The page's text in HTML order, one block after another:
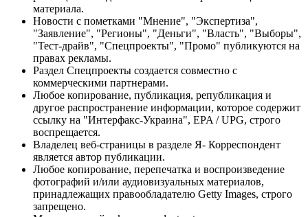
материала.
Новости с пометками "Мнение", "Экспертиза",
"Заявление", "Регионы", "Деньги", "Власть", "Выборы",
"Тест-драйв", "Спецпроекты", "Промо" публикуются на
правах рекламы.
Раздел Спецпроекты создается совместно с
коммерческими партнерами.
Любое копирование, публикация, републикация и
другое распространение информации, которое содержит
ссылку на "Интерфакс-Украина", EPA / UPG, строго
воспрещается.
Владелец веб-страницы в разделе Я- Корреспондент
является автор публикации.
Любое копирование, перепечатка и воспроизведение
фотографий и/или аудиовизуальных материалов,
принадлежащих правообладателю Getty Images, строго
запрещено.